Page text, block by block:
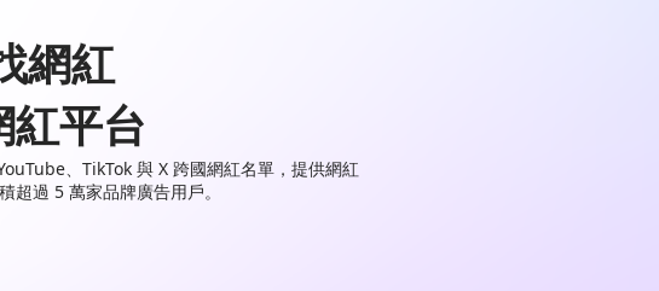
網紅
紅平台
、TikTok 與 X 跨國網紅名單，提供網紅
超過 5 萬家品牌廣告用戶。